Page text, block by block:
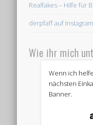
Realfakes – Hilfe für
derpfaff auf Instagram
Wie ihr mich
Wenn ich
nächsten
Banner.